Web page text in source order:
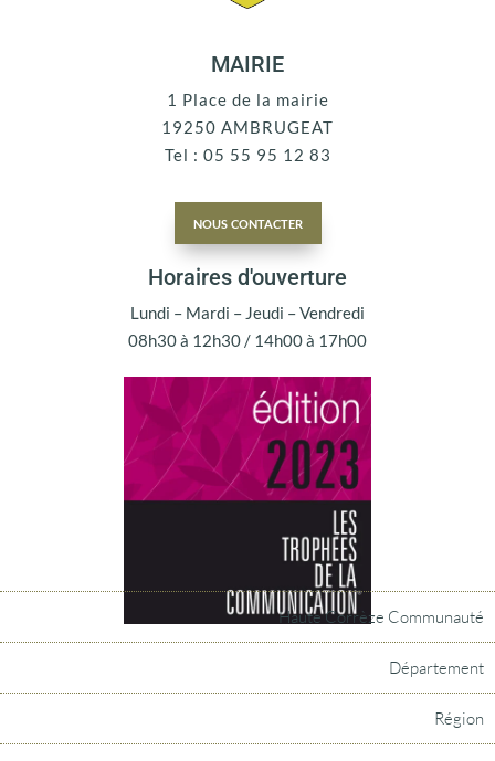
MAIRIE
1 Place de la mairie
19250 AMBRUGEAT
Tel : 05 55 95 12 83
nous contacter
Horaires d'ouverture
Lundi – Mardi – Jeudi – Vendredi
08h30 à 12h30 / 14h00 à 17h00
Haute Corrèze Communauté
Département
Région